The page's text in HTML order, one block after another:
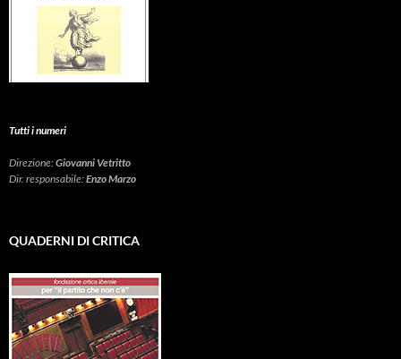
Tutti i numeri
Direzione:Giovanni Vetritto
Dir. responsabile:Enzo Marzo
QUADERNI DI CRITICA